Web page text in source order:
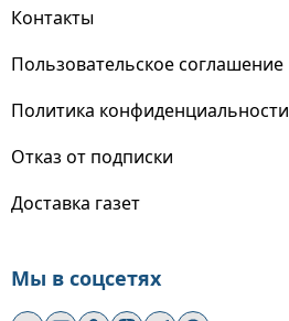
Контакты
Пользовательское соглашение
Политика конфиденциальности
Отказ от подписки
Доставка газет
Мы в соцсетях